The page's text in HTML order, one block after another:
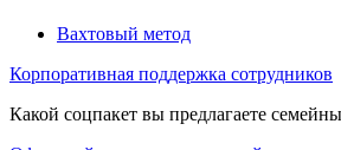
Вахтовый метод
Корпоративная поддержка сотрудников
Какой соцпакет вы предлагаете